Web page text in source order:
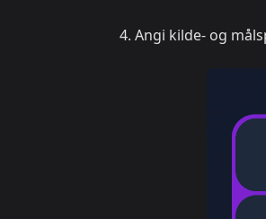
Angi kilde- og